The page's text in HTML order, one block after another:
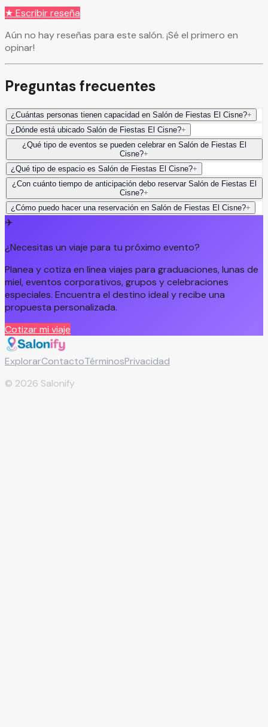
★ Escribir reseña
Aún no hay reseñas para este salón. ¡Sé el primero en
opinar!
Preguntas frecuentes
¿Cuántas personas tienen capacidad en Salón de Fiestas El Cisne?+
¿Dónde está ubicado Salón de Fiestas El Cisne?+
¿Qué tipo de eventos se pueden celebrar en Salón de Fiestas El
Cisne?+
¿Qué tipo de espacio es Salón de Fiestas El Cisne?+
¿Con cuánto tiempo de anticipación debo reservar Salón de Fiestas El
Cisne?+
¿Cómo puedo hacer una reservación en Salón de Fiestas El Cisne?+
✈️
¿Necesitas un viaje para tu próximo evento?
Planea y cotiza en línea viajes para graduaciones, lunas de
miel, eventos corporativos, grupos y celebraciones
especiales. Encuentra el destino ideal y recibe una
propuesta personalizada.
Cotizar mi viaje
ExplorarContactoTérminosPrivacidad
© 2026 Salonify